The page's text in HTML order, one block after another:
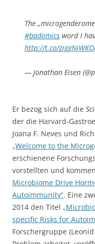
The
#badomics word I
http://t.co/
— Jonathan Eisen
Er bezog sich auf die
der die Harvard-
Joana F. Neves und
„Welcome to the
erschienene
vorstellten und
Microbiome Drive
Autoimmunity“. Eine
2014 den Titel
specific Risks for
Forschergruppe